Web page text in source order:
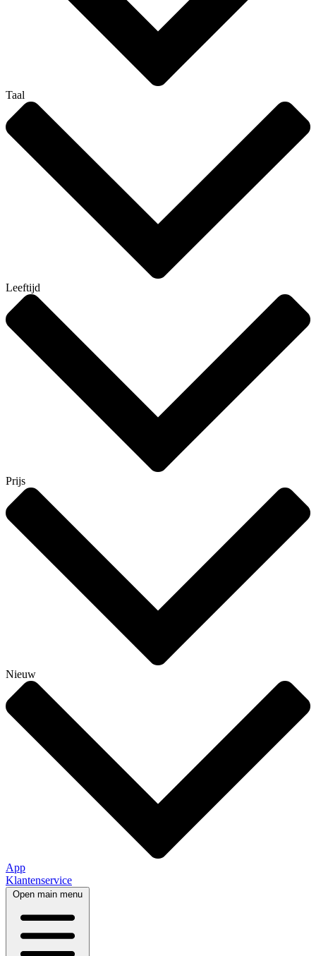
Taal
Leeftijd
Prijs
Nieuw
App
Klantenservice
Open main menu